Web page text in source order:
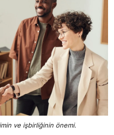
ve işbirliğinin önemi.